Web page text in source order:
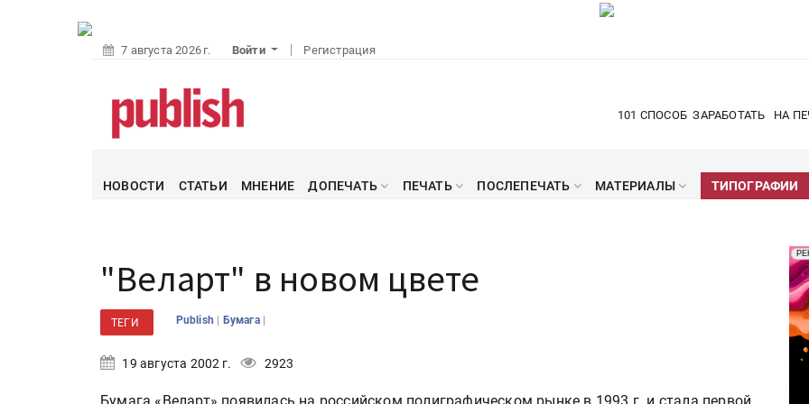
7 августа 2026 г. Войти Регистрация
101 СПОСОБ ЗАРАБОТАТЬ НА
НОВОСТИ СТАТЬИ МНЕНИЕ ДОПЕЧАТЬ ПЕЧАТЬ ПОСЛЕПЕЧАТЬ МАТЕРИАЛЫ ТИПОГРАФИИ
"Веларт" в новом цвете
ТЕГИ Publish | Бумага |
19 августа 2002 г. 2923